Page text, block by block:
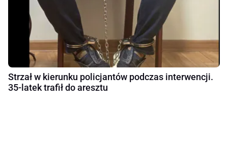
Strzał w kierunku policjantów podczas interwencji.
35-latek trafił do aresztu